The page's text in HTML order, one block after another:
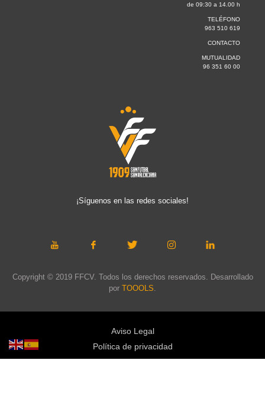
de 09:30 a 14.00 h
TELÉFONO
963 510 619
CONTACTO
MUTUALIDAD
96 351 60 00
¡Síguenos en las redes sociales!
Copyright © 2019 FFCV. Todos los derechos reservados. Desarrollado
por TOOOLS
Aviso Legal
Política de privacidad
Política de cookies